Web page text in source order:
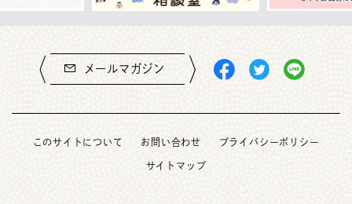
メールマガジン
このサイトについて お問い合わせ プライバシーポリシー
サイトマップ